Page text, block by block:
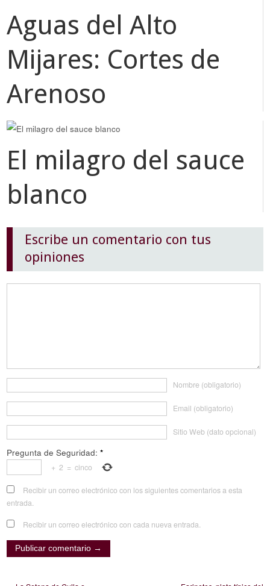
Aguas del Alto
Mijares: Cortes de
Arenoso
El milagro del sauce
blanco
Escribe un comentario con tus
opiniones
Nombre (obligatorio)
Email (obligatorio)
Sitio Web (dato opcional)
Pregunta de Seguridad: *
+ 2 = cinco
Recibir un correo electrónico con los siguientes comentarios a esta
entrada.
Recibir un correo electrónico con cada nueva entrada.